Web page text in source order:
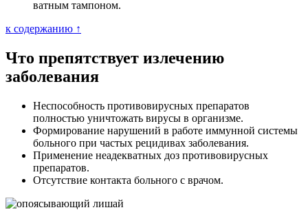
ватным тампоном.
к содержанию ↑
Что препятствует излечению
заболевания
Неспособность противовирусных препаратов
полностью уничтожать вирусы в организме.
Формирование нарушений в работе иммунной системы
больного при частых рецидивах заболевания.
Применение неадекватных доз противовирусных
препаратов.
Отсутствие контакта больного с врачом.